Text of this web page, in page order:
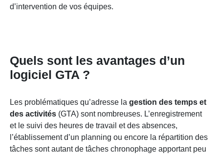
d’intervention de vos équipes.
Quels sont les avantages d’un
logiciel GTA ?
Les problématiques qu’adresse la gestion des temps et
des activités (GTA) sont nombreuses. L’enregistrement
et le suivi des heures de travail et des absences,
l’établissement d’un planning ou encore la répartition des
tâches sont autant de tâches chronophage apportant peu